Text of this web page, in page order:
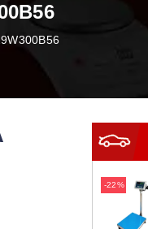
22%